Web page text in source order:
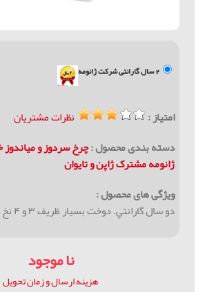
2 سال گارانتی شرکت ژانومه
امتیاز :
نظرات مشتریان
دسته بندی محصول :چرخ سردوز و میاندوز
ژانومه مشترک ژاپن و تایوان
ویژگی های محصول :
دو سال گارانتي. دوخت بسيار ظريف ۳ و ۴ نخ
نا موجود
هزینه ارسال و زمان تحویل